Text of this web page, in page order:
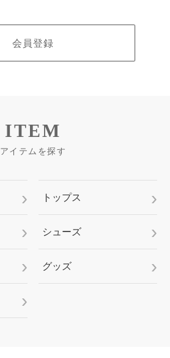
会員登録
ITEM
アイテムを探す
トップス
シューズ
グッズ